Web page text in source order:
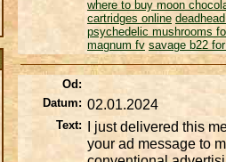
where to buy moon
cartridges online
psychedelic mushrooms
magnum fv savage b22
Od:
Datum: 02.01.2024
Text: I just delivered this
your ad message to